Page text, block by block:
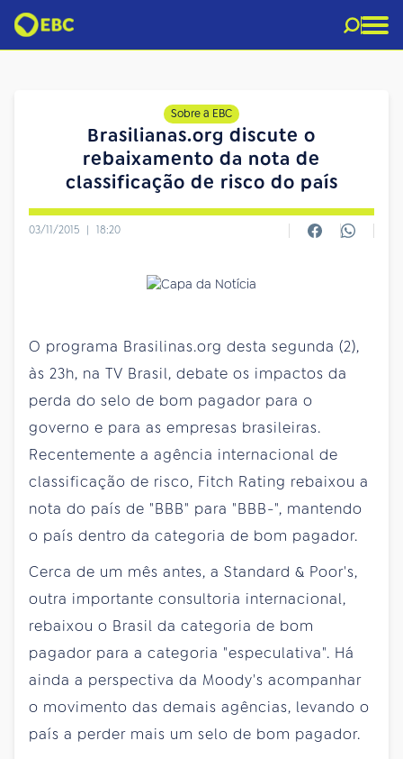
Sobre a EBC
Brasilianas.org discute o
rebaixamento da nota de
classificação de risco do país
03/11/2015 | 18:20
O programa Brasilinas.org desta segunda (2),
às 23h, na TV Brasil, debate os impactos da
perda do selo de bom pagador para o
governo e para as empresas brasileiras.
Recentemente a agência internacional de
classificação de risco, Fitch Rating rebaixou a
nota do país de "BBB" para "BBB-", mantendo
o país dentro da categoria de bom pagador.
Cerca de um mês antes, a Standard & Poor's,
outra importante consultoria internacional,
rebaixou o Brasil da categoria de bom
pagador para a categoria "especulativa". Há
ainda a perspectiva da Moody's acompanhar
o movimento das demais agências, levando o
país a perder mais um selo de bom pagador.